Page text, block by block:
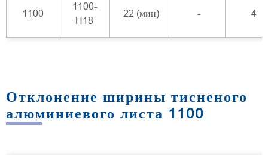
1100
1100-
H18
22 (мин) - 4
Отклонение ширины тисненого
алюминиевого листа 1100